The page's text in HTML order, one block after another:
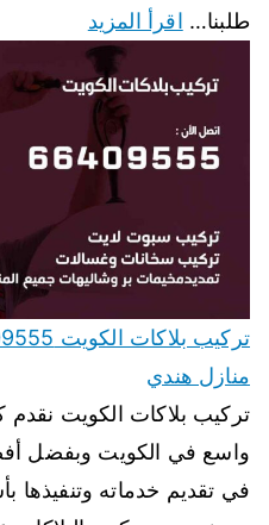
طلبنا… اقرأ المزيد
منازل هندي
تركيب بلاكات الكويت نقدم
واسع في الكويت وبفضل
في تقديم خدماته وتنفيذها